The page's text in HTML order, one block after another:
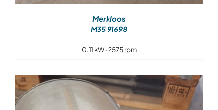
Merkloos
M35 91698
0.11 kW · 2575 rpm